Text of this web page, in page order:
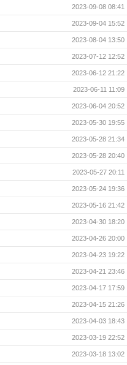
2023-09-08 08:41
2023-09-04 15:52
2023-08-04 13:50
2023-07-12 12:52
2023-06-12 21:22
2023-06-11 11:09
2023-06-04 20:52
2023-05-30 19:55
2023-05-28 21:34
2023-05-28 20:40
2023-05-27 20:11
2023-05-24 19:36
2023-05-16 21:42
2023-04-30 18:20
2023-04-26 20:00
2023-04-23 19:22
2023-04-21 23:46
2023-04-17 17:59
2023-04-15 21:26
2023-04-03 18:43
2023-03-19 22:52
2023-03-18 13:02